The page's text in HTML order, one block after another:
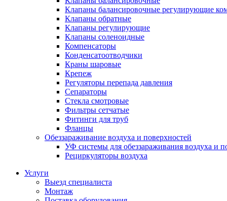
Клапаны балансировочные регулирующие
Клапаны обратные
Клапаны регулирующие
Клапаны соленоидные
Компенсаторы
Конденсатоотводчики
Краны шаровые
Крепеж
Регуляторы перепада давления
Сепараторы
Стекла смотровые
Фильтры сетчатые
Фитинги для труб
Фланцы
Обеззараживание воздуха и поверхностей
УФ системы для обеззараживания воздуха и
Рециркуляторы воздуха
Услуги
Выезд специалиста
Монтаж